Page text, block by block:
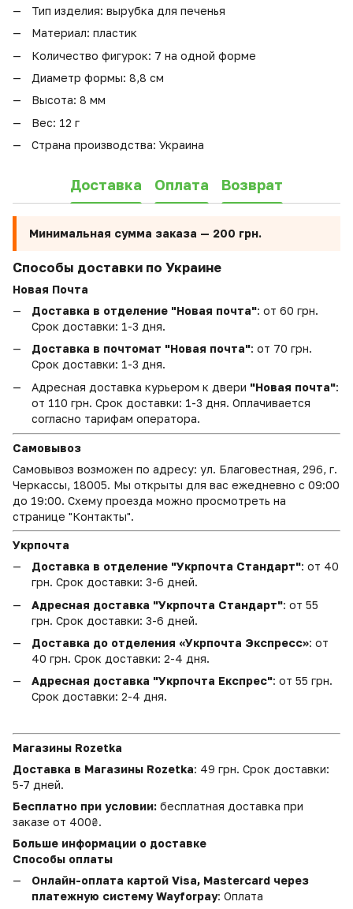
Тип изделия: вырубка для печенья
Материал: пластик
Количество фигурок: 7 на одной форме
Диаметр формы: 8,8 см
Высота: 8 мм
Вес: 12 г
Страна производства: Украина
Доставка Оплата Возврат
Минимальная сумма заказа — 200 грн.
Способы доставки по Украине
Новая Почта
Доставка в отделение "Новая почта": от 60 грн.
Срок доставки: 1-3 дня.
Доставка в почтомат "Новая почта": от 70 грн.
Срок доставки: 1-3 дня.
Адресная доставка курьером к двери "Новая почта":
от 110 грн. Срок доставки: 1-3 дня. Оплачивается
согласно тарифам оператора.
Самовывоз
Самовывоз возможен по адресу: ул. Благовестная, 296, г.
Черкассы, 18005. Мы открыты для вас ежедневно с 09:00
до 19:00. Схему проезда можно просмотреть на
странице "Контакты".
Укрпочта
Доставка в отделение "Укрпочта Стандарт": от 40
грн. Срок доставки: 3-6 дней.
Адресная доставка "Укрпочта Стандарт": от 55
грн. Срок доставки: 3-6 дней.
Доставка до отделения «Укрпочта Экспресс»: от
40 грн. Срок доставки: 2-4 дня.
Адресная доставка "Укрпочта Експрес": от 55 грн.
Срок доставки: 2-4 дня.
Магазины Rozetka
Доставка в Магазины Rozetka: 49 грн. Срок доставки:
5-7 дней.
Бесплатно при условии: бесплатная доставка при
заказе от 400₴.
Больше информации о доставке
Способы оплаты
Онлайн-оплата картой Visa, Mastercard через
платежную систему Wayforpay: Оплата